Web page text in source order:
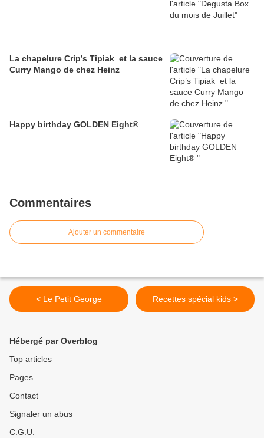
La chapelure Crip’s Tipiak et la sauce
Curry Mango de chez Heinz
Happy birthday GOLDEN Eight®
Commentaires
Ajouter un commentaire
< Le Petit George Recettes spécial kids >
Hébergé par Overblog
Top articles
Pages
Contact
Signaler un abus
C.G.U.